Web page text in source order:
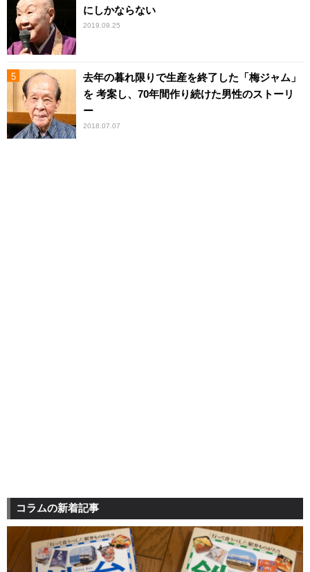
にしかならない
2019.09.25
去年の暮れ限りで生産を終了した「梅ジャム」
を 考案し、70年間作り続けた男性のストーリ
ー
2018.07.07
コラムの新着記事